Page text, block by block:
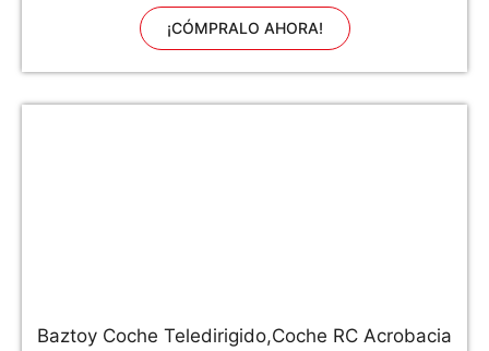
¡CÓMPRALO AHORA!
Baztoy Coche Teledirigido,Coche RC Acrobacia